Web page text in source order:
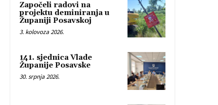
Započeli radovi na
projektu deminiranja u
Županiji Posavskoj
3. kolovoza 2026.
141. sjednica Vlade
Županije Posavske
30. srpnja 2026.